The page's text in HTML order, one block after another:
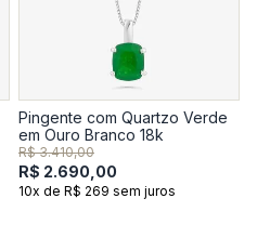
Pingente com Quartzo Verde
em Ouro Branco 18k
R$ 3.410,00
R$ 2.690,00
10x de R$ 269 sem juros